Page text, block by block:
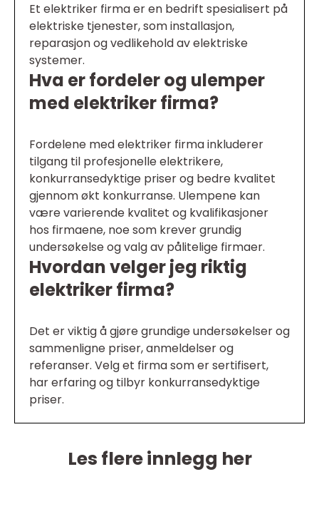
Et elektriker firma er en bedrift spesialisert på
elektriske tjenester, som installasjon,
reparasjon og vedlikehold av elektriske
systemer.
Hva er fordeler og ulemper
med elektriker firma?
Fordelene med elektriker firma inkluderer
tilgang til profesjonelle elektrikere,
konkurransedyktige priser og bedre kvalitet
gjennom økt konkurranse. Ulempene kan
være varierende kvalitet og kvalifikasjoner
hos firmaene, noe som krever grundig
undersøkelse og valg av pålitelige firmaer.
Hvordan velger jeg riktig
elektriker firma?
Det er viktig å gjøre grundige undersøkelser og
sammenligne priser, anmeldelser og
referanser. Velg et firma som er sertifisert,
har erfaring og tilbyr konkurransedyktige
priser.
Les flere innlegg her